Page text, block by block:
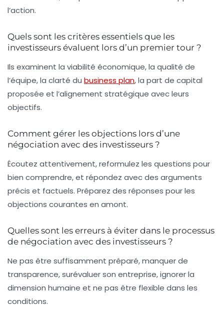
l’action.
Quels sont les critères essentiels que les
investisseurs évaluent lors d’un premier tour ?
Ils examinent la viabilité économique, la qualité de
l’équipe, la clarté du business plan, la part de capital
proposée et l’alignement stratégique avec leurs
objectifs.
Comment gérer les objections lors d’une
négociation avec des investisseurs ?
Écoutez attentivement, reformulez les questions pour
bien comprendre, et répondez avec des arguments
précis et factuels. Préparez des réponses pour les
objections courantes en amont.
Quelles sont les erreurs à éviter dans le processus
de négociation avec des investisseurs ?
Ne pas être suffisamment préparé, manquer de
transparence, surévaluer son entreprise, ignorer la
dimension humaine et ne pas être flexible dans les
conditions.